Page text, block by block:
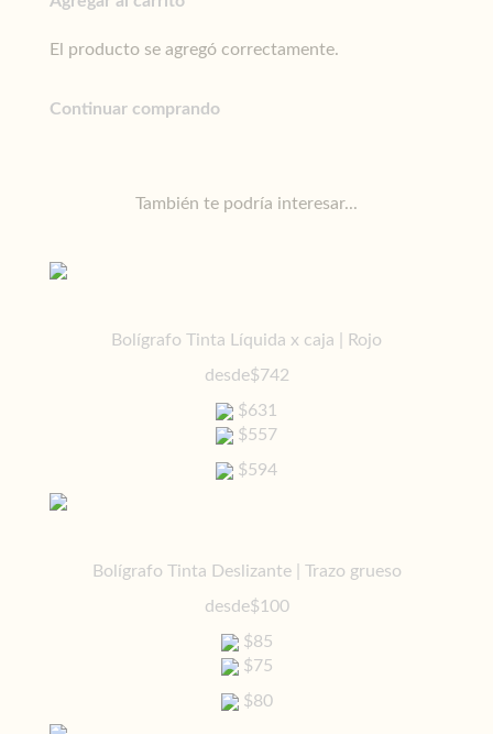
El producto se agregó correctamente.
Continuar comprando
También te podría interesar...
Bolígrafo Tinta Líquida x caja | Rojo
desde$742
$631
$557
$594
Bolígrafo Tinta Deslizante | Trazo grueso
desde$100
$85
$75
$80